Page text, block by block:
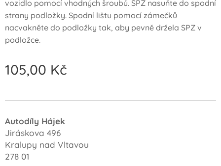
vozidlo pomocí vhodných šroubů. SPZ nasuňte do spodní
strany podložky. Spodní lištu pomocí zámečků
nacvakněte do podložky tak, aby pevně držela SPZ v
podložce.
105,00 Kč
Autodíly Hájek
Jiráskova 496
Kralupy nad Vltavou
278 01